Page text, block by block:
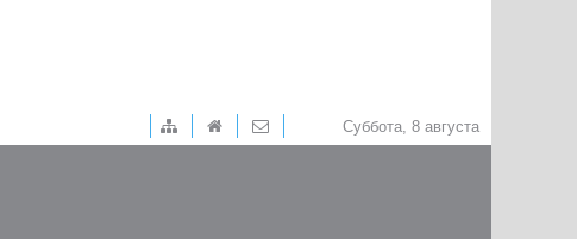
Суббота, 8 августа